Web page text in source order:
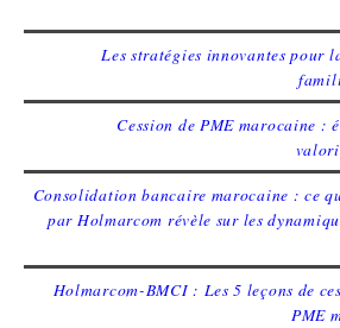
Les stratégies innovantes pour
Cession de PME marocaine :
Consolidation bancaire marocaine : ce
par Holmarcom révèle sur les
Holmarcom-BMCI : Les 5 leçons de
PME